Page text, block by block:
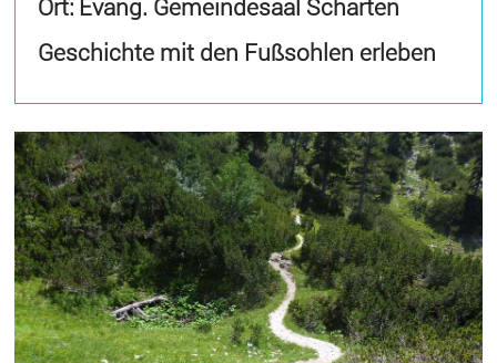
Ort: Evang. Gemeindesaal Scharten
Geschichte mit den Fußsohlen erleben